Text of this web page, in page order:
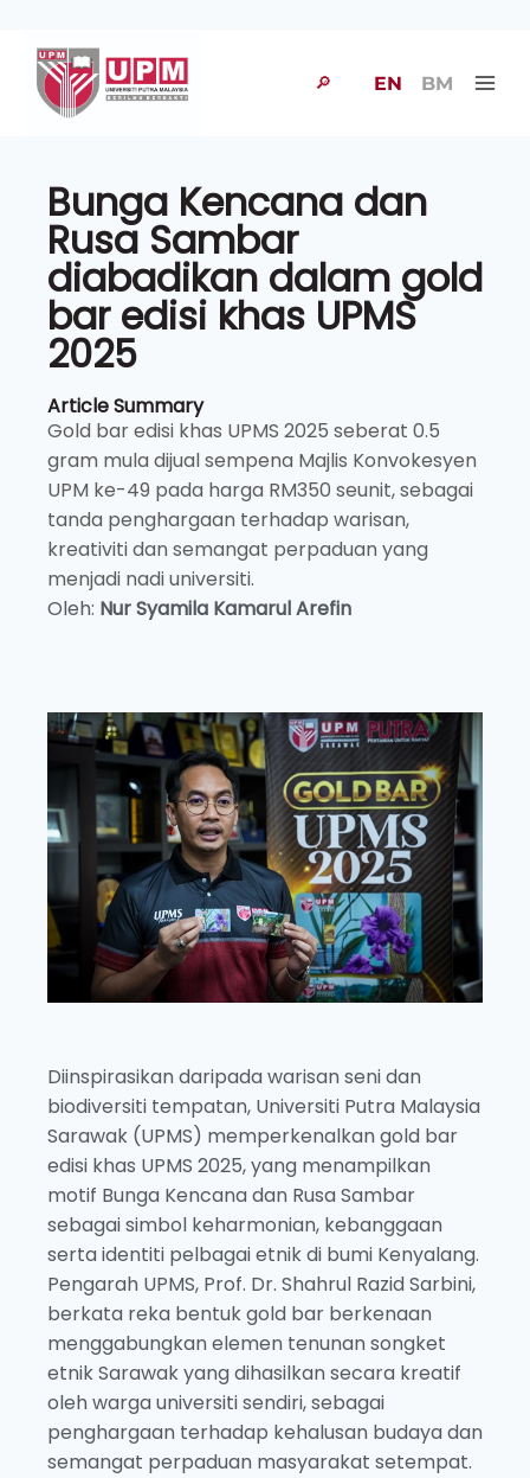
🔎 EN BM
Bunga Kencana dan
Rusa Sambar
diabadikan dalam gold
bar edisi khas UPMS
2025
Article Summary
Gold bar edisi khas UPMS 2025 seberat 0.5
gram mula dijual sempena Majlis Konvokesyen
UPM ke-49 pada harga RM350 seunit, sebagai
tanda penghargaan terhadap warisan,
kreativiti dan semangat perpaduan yang
menjadi nadi universiti.
Oleh: Nur Syamila Kamarul Arefin
Diinspirasikan daripada warisan seni dan
biodiversiti tempatan, Universiti Putra Malaysia
Sarawak (UPMS) memperkenalkan gold bar
edisi khas UPMS 2025, yang menampilkan
motif Bunga Kencana dan Rusa Sambar
sebagai simbol keharmonian, kebanggaan
serta identiti pelbagai etnik di bumi Kenyalang.
Pengarah UPMS, Prof. Dr. Shahrul Razid Sarbini,
berkata reka bentuk gold bar berkenaan
menggabungkan elemen tenunan songket
etnik Sarawak yang dihasilkan secara kreatif
oleh warga universiti sendiri, sebagai
penghargaan terhadap kehalusan budaya dan
semangat perpaduan masyarakat setempat.